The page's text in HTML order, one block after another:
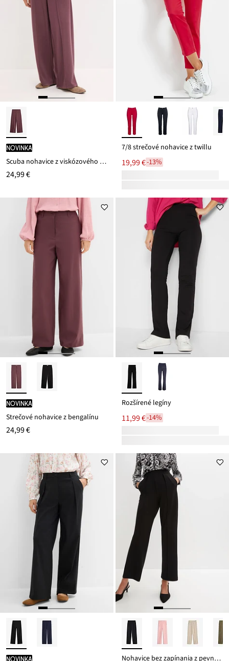
novinka
Scuba nohavice z viskózového mixu
24,99 €
7/8 strečové nohavice z twillu
19,99 €-13%
novinka
Strečové nohavice z bengalínu
24,99 €
Rozšírené legíny
11,99 €-14%
novinka Nohavice bez zapínania z pevnej kvality Interlock